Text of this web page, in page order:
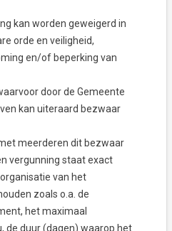
kan worden geweigerd in
orde en veiligheid,
en/of beperking van
door de Gemeente
kan uiteraard bezwaar
meerderen dit bezwaar
vergunning staat exact
van het
zoals o.a. de
het maximaal
de duur (dagen) waarop het